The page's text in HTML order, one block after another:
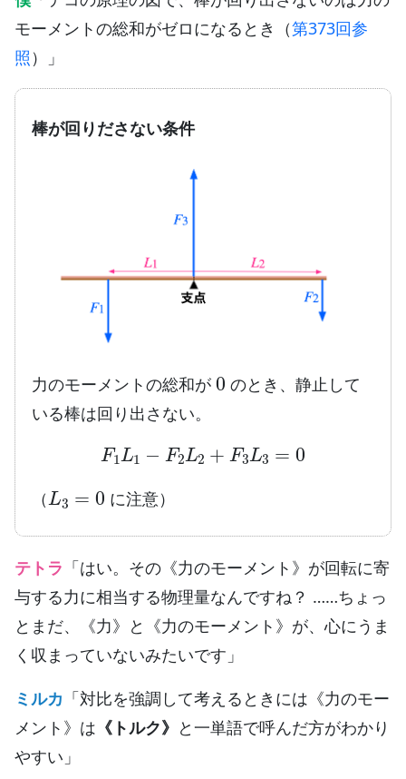
モーメントの総和がゼロになるとき（第373回参
照 ）」
棒が回りださない条件
力のモーメントの総和が
0
のとき、静止して
いる棒は回り出さない。
F1 −F2L2 + F3L3=0
（
L3
に注意）
テトラ 「はい。その《力のモーメント》が回転に寄
与する力に相当する物理量なんですね？ ……ちょっ
とまだ、《力》と《力のモーメント》が、心にうま
く収まっていないみたいです」
ミルカ 「対比を強調して考えるときには《力のモー
メント》は 《トルク》 と一単語で呼んだ方がわかり
やすい」